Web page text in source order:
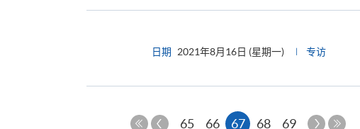
日期 2021年8月16日 (星期一) 专访
上
65 66 67本 68 69
下